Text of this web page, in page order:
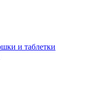
и таблетки